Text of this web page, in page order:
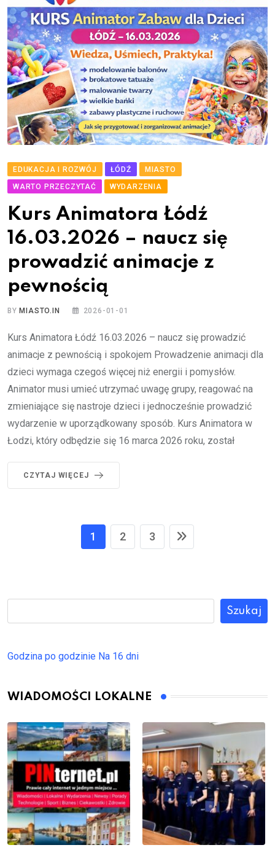
EDUKACJA I ROZWÓJ ŁÓDŹ
MIASTO
WARTO PRZECZYTAĆ
WYDARZENIA
Kurs Animatora Łódź
16.03.2026 – naucz się
prowadzić animacje z
pewnością
BYMIASTO.IN 2026-01-01
Kurs Animatora Łódź 16.03.2026 – naucz się prowadzić
animacje z pewnością i spokojem Prowadzenie animacji dla
dzieci wymaga czegoś więcej niż energii i pomysłów.
Animator musi umieć utrzymać uwagę grupy, reagować na
zmieniające się nastroje dzieci i jednocześnie prowadzić
wydarzenie w uporządkowany sposób. Kurs Animatora w
Łodzi, który odbędzie się 16 marca 2026 roku, został
CZYTAJ WIĘCEJ
1 2 3
Szukaj
Godzina po godzinie Na 16 dni
WIADOMOŚCI LOKALNE